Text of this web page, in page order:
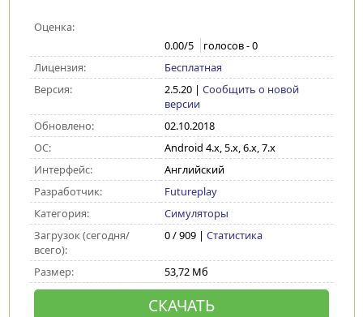
Оценка:
0.00/5 голосов -0
Лицензия:
Бесплатная
Версия:
2.5.20| Сообщить о новой
версии
Обновлено:
02.10.2018
ОС:
Android 4.x, 5.x, 6.x, 7.x
Интерфейс:
Английский
Разработчик:
Futureplay
Категория:
Симуляторы
Загрузок (сегодня/
всего):
0 / 909 | Статистика
Размер: 53,72 Мб
СКАЧАТЬ